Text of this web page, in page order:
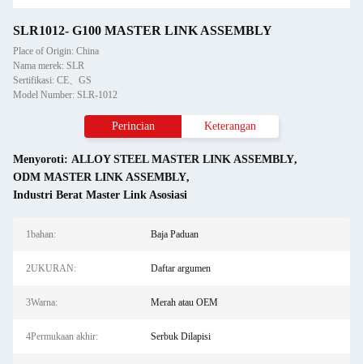
SLR1012- G100 MASTER LINK ASSEMBLY
Place of Origin: China
Nama merek: SLR
Sertifikasi: CE、GS
Model Number: SLR-1012
Perincian Keterangan
Menyoroti: ALLOY STEEL MASTER LINK ASSEMBLY,
ODM MASTER LINK ASSEMBLY,
Industri Berat Master Link Asosiasi
1bahan: Baja Paduan
2UKURAN: Daftar argumen
3Warna: Merah atau OEM
4Permukaan akhir: Serbuk Dilapisi